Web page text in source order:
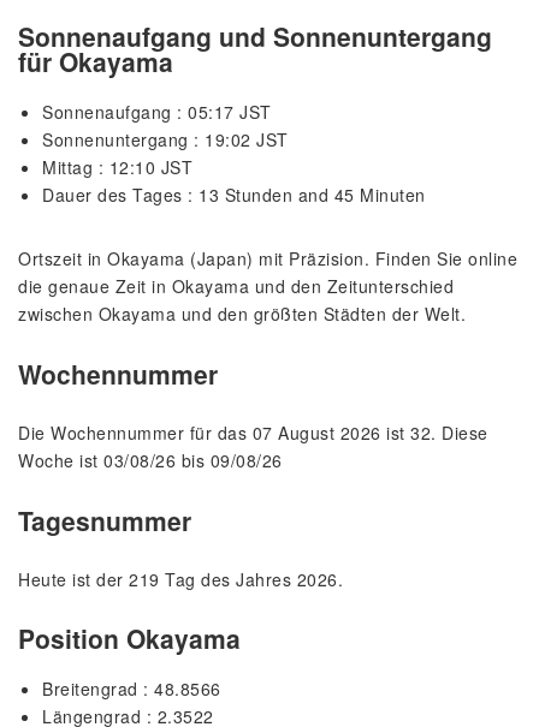
Sonnenaufgang und Sonnenuntergang
für Okayama
Sonnenaufgang : 05:17 JST
Sonnenuntergang : 19:02 JST
Mittag : 12:10 JST
Dauer des Tages : 13 Stunden and 45 Minuten
Ortszeit in Okayama (Japan) mit Präzision. Finden Sie online
die genaue Zeit in Okayama und den Zeitunterschied
zwischen Okayama und den größten Städten der Welt.
Wochennummer
Die Wochennummer für das 07 August 2026 ist 32. Diese
Woche ist 03/08/26 bis 09/08/26
Tagesnummer
Heute ist der 219 Tag des Jahres 2026.
Position Okayama
Breitengrad : 48.8566
Längengrad : 2.3522